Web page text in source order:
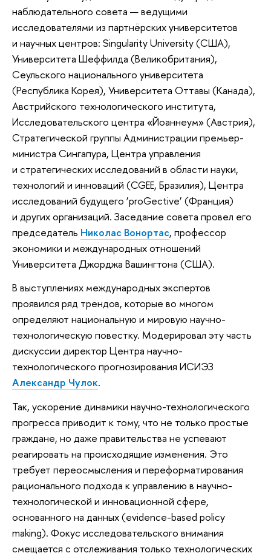
наблюдательного совета — ведущими
исследователями из партнёрских университетов
и научных центров: Singularity University (США),
Университета Шеффилда (Великобритания),
Сеульского национального университета
(Республика Корея), Университета Оттавы (Канада),
Австрийского технологического института,
Исследовательского центра «Йоаннеум» (Австрия),
Стратегической группы Администрации премьер-
министра Сингапура, Центра управления
и стратегических исследований в области науки,
технологий и инноваций (CGEE, Бразилия), Центра
исследований будущего ’proGective’ (Франция)
и других организаций. Заседание совета провел его
председатель Николас Вонортас, профессор
экономики и международных отношений
Университета Джорджа Вашингтона (США).
В выступлениях международных экспертов
проявился ряд трендов, которые во многом
определяют национальную и мировую научно-
технологическую повестку. Модерировал эту часть
дискуссии директор Центра научно-
технологического прогнозирования ИСИЭЗ
Александр Чулок.
Так, ускорение динамики научно-технологического
прогресса приводит к тому, что не только простые
граждане, но даже правительства не успевают
реагировать на происходящие изменения. Это
требует переосмысления и переформатирования
рационального подхода к управлению в научно-
технологической и инновационной сфере,
основанного на данных (evidence-based policy
making). Фокус исследовательского внимания
смещается с отслеживания только технологических